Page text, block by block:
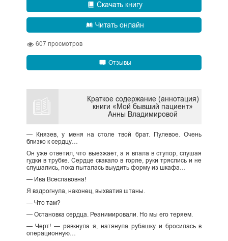
Скачать книгу
Читать онлайн
607 просмотров
Отзывы
Краткое содержание (аннотация)
книги «Мой бывший пациент»
Анны Владимировой
— Князев, у меня на столе твой брат. Пулевое. Очень
близко к сердцу…
Он уже ответил, что выезжает, а я впала в ступор, слушая
гудки в трубке. Сердце скакало в горле, руки тряслись и не
слушались, пока пыталась выудить форму из шкафа…
— Ива Всеславовна!
Я вздрогнула, наконец, выхватив штаны.
— Что там?
— Остановка сердца. Реанимировали. Но мы его теряем.
— Черт! — рявкнула я, натянула рубашку и бросилась в
операционную…